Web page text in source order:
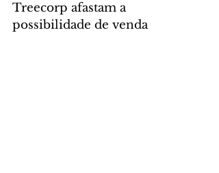
Treecorp afastam a
possibilidade de venda